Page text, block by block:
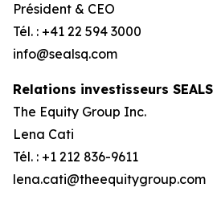
Président & CEO
Tél. : +41 22 594 3000
info@sealsq.com
Relations investisseurs
The Equity Group Inc.
Lena Cati
Tél. : +1 212 836-9611
lena.cati@theequitygroup.com